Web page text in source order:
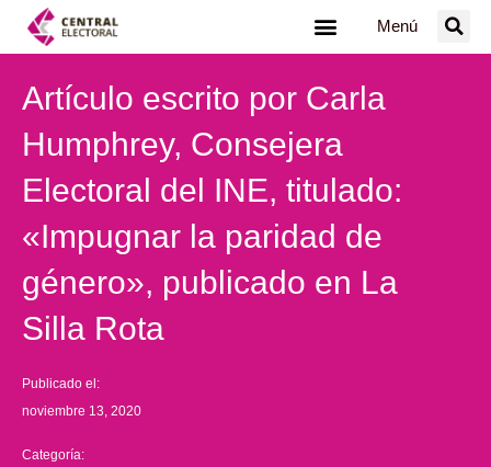
Menú
Artículo escrito por Carla
Humphrey, Consejera
Electoral del INE, titulado:
«Impugnar la paridad de
género», publicado en La
Silla Rota
Publicado el:
noviembre 13, 2020
Categoría: